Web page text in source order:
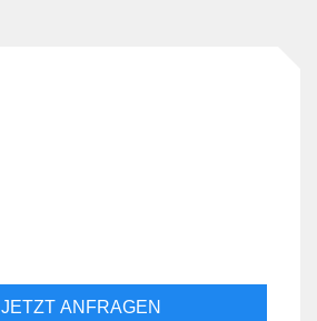
JETZT ANFRAGEN